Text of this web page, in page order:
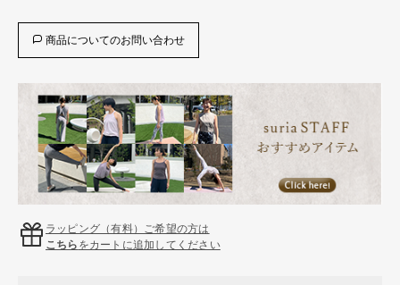
商品についてのお問い合わせ
ラッピング（有料）ご希望の方は
こちら をカートに追加してください